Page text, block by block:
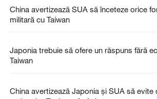
China avertizează SUA să înceteze orice
militară cu Taiwan
Japonia trebuie să ofere un răspuns fără
Taiwan
China avertizează Japonia și SUA să evite